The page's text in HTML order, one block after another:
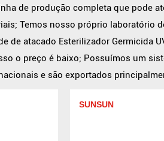
de produção completa que pode
Temos nosso próprio laboratório
de atacado Esterilizador Germicida
o preço é baixo; Possuímos um
e são exportados
SUNSUN